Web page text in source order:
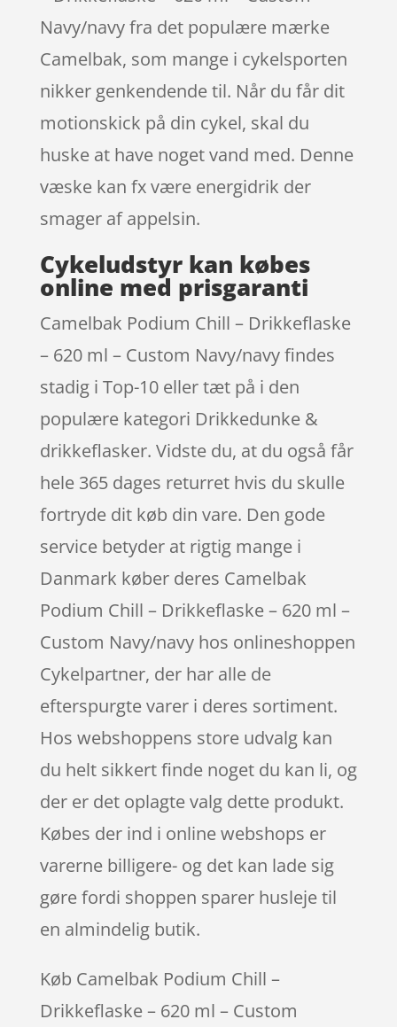
Navy/navy fra det populære mærke
Camelbak, som mange i cykelsporten
nikker genkendende til. Når du får dit
motionskick på din cykel, skal du
huske at have noget vand med. Denne
væske kan fx være energidrik der
smager af appelsin.
Cykeludstyr kan købes
online med prisgaranti
Camelbak Podium Chill – Drikkeflaske
– 620 ml – Custom Navy/navy findes
stadig i Top-10 eller tæt på i den
populære kategori Drikkedunke &
drikkeflasker. Vidste du, at du også får
hele 365 dages returret hvis du skulle
fortryde dit køb din vare. Den gode
service betyder at rigtig mange i
Danmark køber deres Camelbak
Podium Chill – Drikkeflaske – 620 ml –
Custom Navy/navy hos onlineshoppen
Cykelpartner, der har alle de
efterspurgte varer i deres sortiment.
Hos webshoppens store udvalg kan
du helt sikkert finde noget du kan li, og
der er det oplagte valg dette produkt.
Købes der ind i online webshops er
varerne billigere- og det kan lade sig
gøre fordi shoppen sparer husleje til
en almindelig butik.
Køb Camelbak Podium Chill –
Drikkeflaske – 620 ml – Custom